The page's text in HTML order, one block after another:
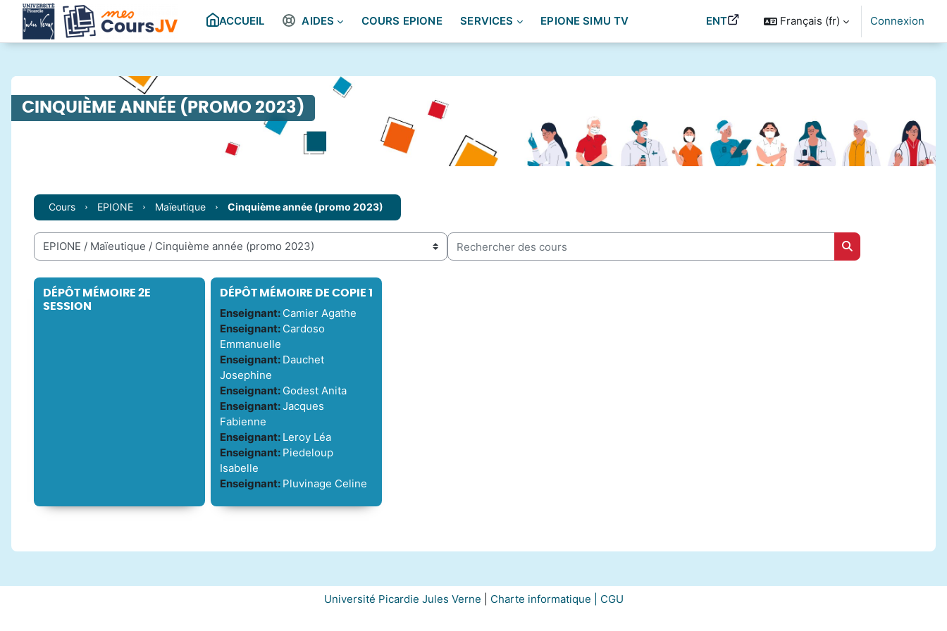
Passer au contenu principal
ACCUEIL
AIDES ENT
COURS EPIONE SERVICES EPIONE SIMU TV Français ‎(fr)‎ Connexion
CINQUIÈME ANNÉE (PROMO 2023)
Cours EPIONE Maïeutique Cinquième année (promo 2023)
Catégories de cours
Rechercher des cours
Rechercher des
DÉPÔT MÉMOIRE 2E
SESSION
DÉPÔT MÉMOIRE DE COPIE 1
Enseignant: Camier Agathe
Enseignant: Cardoso
Emmanuelle
Enseignant: Dauchet
Josephine
Enseignant: Godest Anita
Enseignant:Jacques
Fabienne
Enseignant: Leroy Léa
Enseignant: Piedeloup
Isabelle
Enseignant: Pluvinage Celine
Université Picardie Jules Verne Charte informatique | CGU